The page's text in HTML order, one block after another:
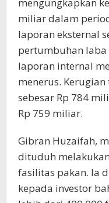
miliar dalam
laporan eksternal
pertumbuhan laba
laporan internal
menerus.
sebesar Rp 784
Rp 759 miliar.
Gibran Huzaifah,
dituduh
fasilitas pakan. Ia
kepada investor